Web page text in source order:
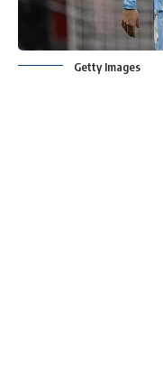
Getty Images